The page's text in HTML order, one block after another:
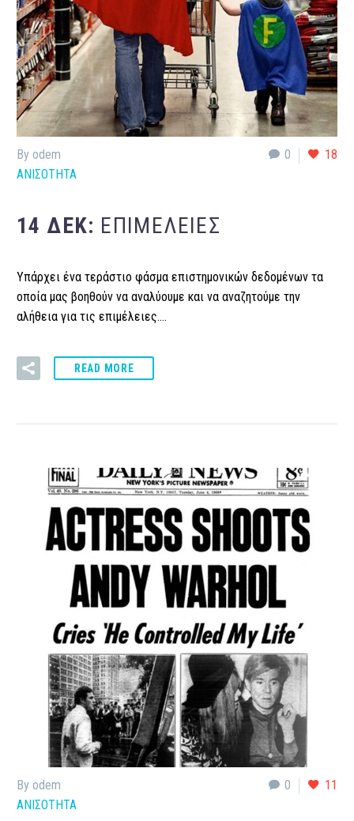
0 18
By odem
ΑΝΙΣΟΤΗΤΑ
14 ΔΕΚ: ΕΠΙΜΈΛΕΙΕΣ
Υπάρχει ένα τεράστιο φάσμα επιστημονικών δεδομένων τα
οποία μας βοηθούν να αναλύουμε και να αναζητούμε την
αλήθεια για τις επιμέλειες….
READ MORE
0 11
By odem
ΑΝΙΣΟΤΗΤΑ